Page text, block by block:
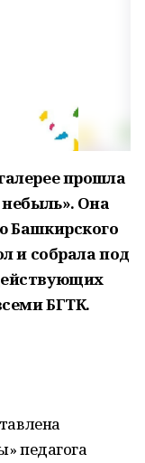
прошла
Она
Башкирского
и собрала под
БГТК.
педагога